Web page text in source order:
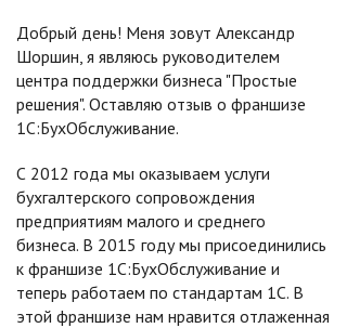
Добрый день! Меня зовут Александр
Шоршин, я являюсь руководителем
центра поддержки бизнеса "Простые
решения". Оставляю отзыв о франшизе
1С:БухОбслуживание.
С 2012 года мы оказываем услуги
бухгалтерского сопровождения
предприятиям малого и среднего
бизнеса. В 2015 году мы присоединились
к франшизе 1С:БухОбслуживание и
теперь работаем по стандартам 1С. В
этой франшизе нам нравится отлаженная